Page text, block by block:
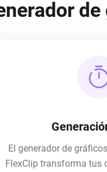
El generador de
FlexClip transforma tus